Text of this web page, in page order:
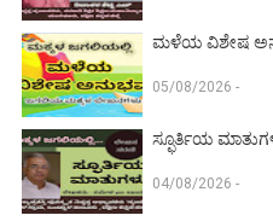
ಮಳೆಯ ವಿಶೇಷ
05/08/2026 -
ಸ್ಫೂರ್ತಿಯ
04/08/2026 -